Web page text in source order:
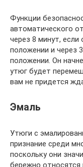
Функции
автоматического
через 8 минут, если
положении и через
положении. Он
утюг будет
вам не придется
Эмаль
Утюги с
признание среди
поскольку они
бережно относятся